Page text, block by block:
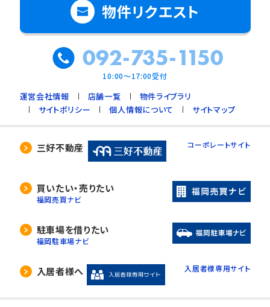
物件リクエスト
092-735-1150
10:00～17:00受付
運営会社情報 店舗一覧
物件ライブラリ
サイトポリシー
個人情報について サイトマップ
三好不動産 コーポレートサイト
買いたい・売りたい
福岡売買ナビ
駐車場を借りたい
福岡駐車場ナビ
入居者様へ 入居者様専用サイト